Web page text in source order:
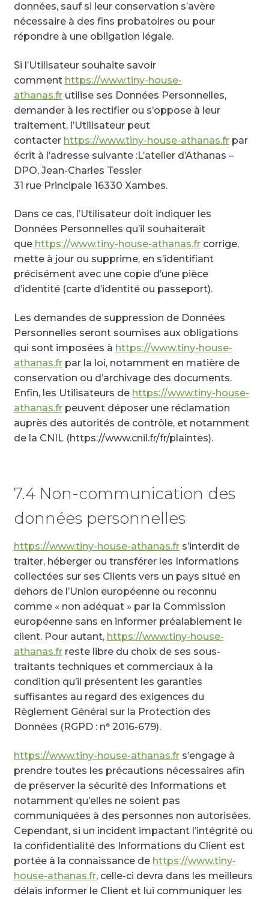
données, sauf si leur conservation s’avère
nécessaire à des fins probatoires ou pour
répondre à une obligation légale.
Si l’Utilisateur souhaite savoir
comment https://www.tiny-house-
athanas.frutilise ses Données Personnelles,
demander à les rectifier ou s’oppose à leur
traitement, l’Utilisateur peut
contacter https://www.tiny-house-athanas.frpar
écrit à l’adresse suivante :L’atelier d’Athanas –
DPO, Jean-Charles Tessier
31 rue Principale 16330 Xambes.
Dans ce cas, l’Utilisateur doit indiquer les
Données Personnelles qu’il souhaiterait
que https://www.tiny-house-athanas.frcorrige,
mette à jour ou supprime, en s’identifiant
précisément avec une copie d’une pièce
d’identité (carte d’identité ou passeport).
Les demandes de suppression de Données
Personnelles seront soumises aux obligations
qui sont imposées à https://www.tiny-house-
athanas.frpar la loi, notamment en matière de
conservation ou d’archivage des documents.
Enfin, les Utilisateurs de https://www.tiny-house-
athanas.frpeuvent déposer une réclamation
auprès des autorités de contrôle, et notamment
de la CNIL (https://www.cnil.fr/fr/plaintes).
7.4 Non-communication des
données personnelles
https://www.tiny-house-athanas.frs’interdit de
traiter, héberger ou transférer les Informations
collectées sur ses Clients vers un pays situé en
dehors de l’Union européenne ou reconnu
comme « non adéquat » par la Commission
européenne sans en informer préalablement le
client. Pour autant, https://www.tiny-house-
athanas.frreste libre du choix de ses sous-
traitants techniques et commerciaux à la
condition qu’il présentent les garanties
suffisantes au regard des exigences du
Règlement Général sur la Protection des
Données (RGPD : n° 2016-679).
https://www.tiny-house-athanas.frs’engage à
prendre toutes les précautions nécessaires afin
de préserver la sécurité des Informations et
notamment qu’elles ne soient pas
communiquées à des personnes non autorisées.
Cependant, si un incident impactant l’intégrité ou
la confidentialité des Informations du Client est
portée à la connaissance de https://www.tiny-
house-athanas.fr, celle-ci devra dans les meilleurs
délais informer le Client et lui communiquer les